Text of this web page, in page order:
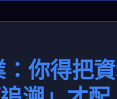
你得把